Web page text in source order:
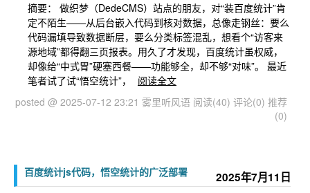
摘要： 做织梦（DedeCMS）站点的朋友，对“装百度统计”肯
定不陌生——从后台嵌入代码到核对数据，总像走钢丝：要么
代码漏填导致数据断层，要么分类标签混乱，想看个“访客来
源地域”都得翻三页报表。用久了才发现，百度统计虽权威，
却像给“中式胃”硬塞西餐——功能够全，却不够“对味”。 最近
笔者试了试“悟空统计”，
阅读全文
posted @ 2025-07-12 23:21 雾里听风语 阅读(40) 评论(0) 推荐
(0)
2025年7月11日
百度统计js代码，悟空统计的广泛部署